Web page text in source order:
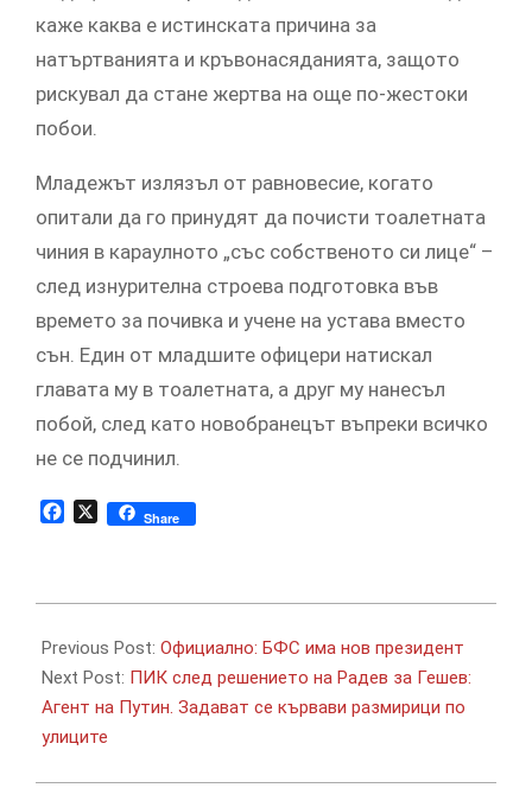
каже каква е истинската причина за
натъртванията и кръвонасяданията, защото
рискувал да стане жертва на още по-жестоки
побои.
Младежът излязъл от равновесие, когато
опитали да го принудят да почисти тоалетната
чиния в караулното „със собственото си лице“ –
след изнурителна строева подготовка във
времето за почивка и учене на устава вместо
сън. Един от младшите офицери натискал
главата му в тоалетната, а друг му нанесъл
побой, след като новобранецът въпреки всичко
не се подчинил.
Facebook
X Share
11-
08
Previous Post: Официално: БФС има нов президент
Next Post: ПИК след решението на Радев за Гешев:
Агент на Путин. Задават се кървави размирици по
улиците